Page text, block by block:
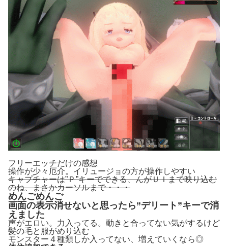
フリーエッチだけの感想
操作が少々厄介。イリュージョの方が操作しやすい
キャプチャーは”Ｐ”キーでできる、んがＵＩまで映り込む
のね、まさかカーソルまで・・・
めんごめんご
画面の表示消せないと思ったら”デリート”キーで消
えました
声がエロい。力入ってる。動きと合ってない気がするけど
髪の毛と服がめり込む
モンスター４種類しか入ってない、増えていくなら◎